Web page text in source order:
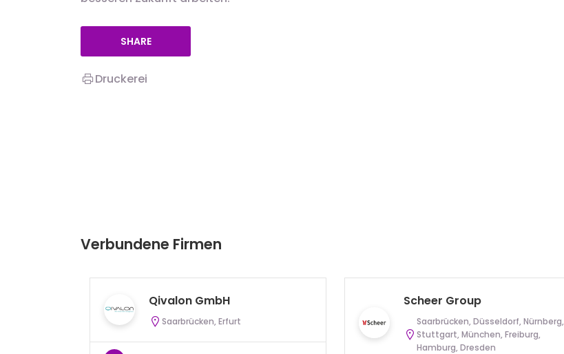
SHARE
Druckerei
Verbundene Firmen
Qivalon GmbH
Saarbrücken, Erfurt
Scheer Group
Saarbrücken, Düsseldorf, Nürnberg,
Stuttgart, München, Freiburg,
Hamburg, Dresden